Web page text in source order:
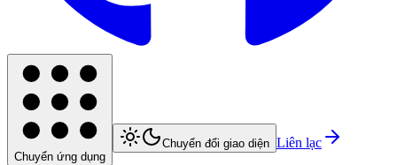
Chuyển ứng dụng
Chuyển đổi giao diện Liên lạc